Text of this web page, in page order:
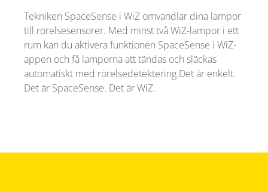
Tekniken SpaceSense i WiZ omvandlar dina lampor
till rörelsesensorer. Med minst två WiZ-lampor i ett
rum kan du aktivera funktionen SpaceSense i WiZ-
appen och få lamporna att tändas och släckas
automatiskt med rörelsedetektering.Det är enkelt.
Det är SpaceSense. Det är WiZ.